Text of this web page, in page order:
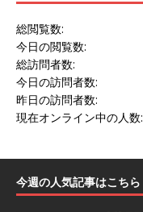
総閲覧数:
今日の閲覧数:
総訪問者数:
今日の訪問者数:
昨日の訪問者数:
現在オンライン中の人数:
今週の人気記事はこちら